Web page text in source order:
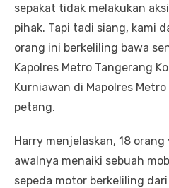
sepakat tidak melakukan
pihak. Tapi tadi siang, kami
orang ini berkeliling bawa
Kapolres Metro Tangerang
Kurniawan di Mapolres
petang.
Harry menjelaskan, 18
awalnya menaiki sebuah
sepeda motor berkeliling